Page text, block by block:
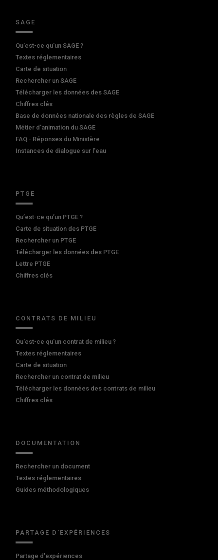
SAGE
Qu'est-ce qu'un SAGE ?
Textes réglementaires
Carte de situation
Rechercher un SAGE
Télécharger les données des SAGE
Chiffres clés
Base de données nationale des règles de SAGE
Métier d'animation du SAGE
FAQ - Réponses du Ministère
Instances de dialogue sur l'eau
PTGE
Qu’est-ce qu’un PTGE ?
Carte de situation des PTGE
Rechercher un PTGE
Télécharger les données des PTGE
Lettre PTGE
Chiffres clés
CONTRATS DE MILIEU
Qu'est-ce qu'un contrat de milieu ?
Textes réglementaires
Carte de situation
Rechercher un contrat de milieu
Télécharger les données des contrats de milieu
Chiffres clés
DOCUMENTATION
Rechercher un document
Textes réglementaires
Guides méthodologiques
PARTAGE D'EXPÉRIENCES
Partage d'expériences